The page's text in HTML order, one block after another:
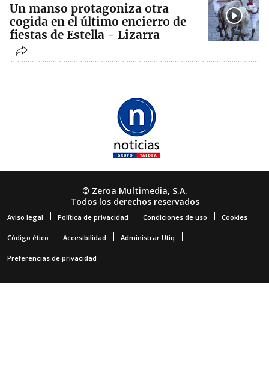
Un manso protagoniza otra
cogida en el último encierro de
fiestas de Estella - Lizarra
© Zeroa Multimedia, S.A.
Todos los derechos reservados
Aviso legal Política de privacidad Condiciones de uso Cookies
Código ético Accesibilidad Administrar Utiq
Preferencias de privacidad